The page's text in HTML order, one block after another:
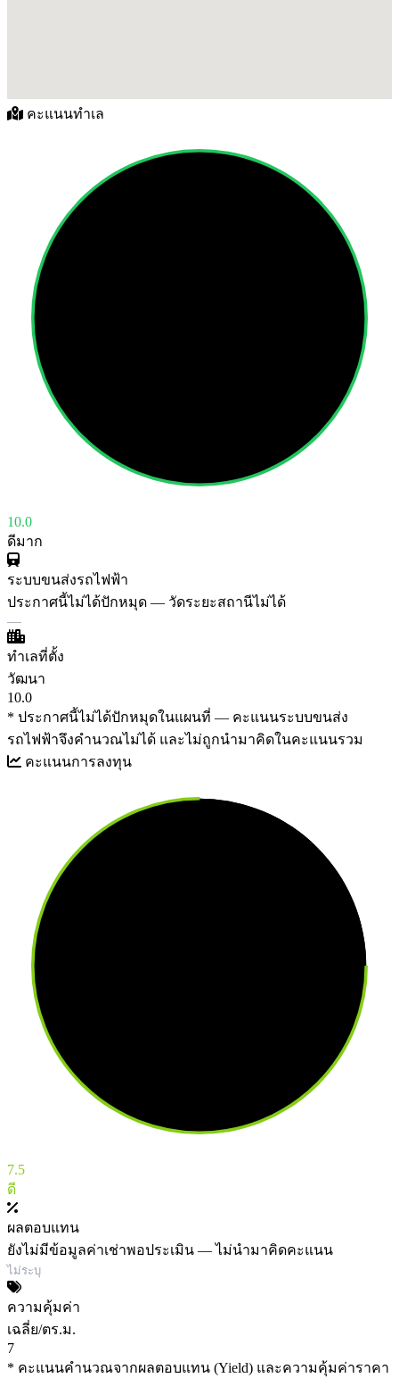
คะแนนทำเล
10.0
ดีมาก
ระบบขนส่งรถไฟฟ้า
ประกาศนี้ไม่ได้ปักหมุด — วัดระยะสถานีไม่ได้
—
ทำเลที่ตั้ง
วัฒนา
10.0
* ประกาศนี้ไม่ได้ปักหมุดในแผนที่ — คะแนนระบบขนส่ง
รถไฟฟ้าจึงคำนวณไม่ได้ และไม่ถูกนำมาคิดในคะแนนรวม
คะแนนการลงทุน
7.5
ดี
ผลตอบแทน
ยังไม่มีข้อมูลค่าเช่าพอประเมิน — ไม่นำมาคิดคะแนน
ไม่ระบุ
ความคุ้มค่า
เฉลี่ย/ตร.ม.
7
* คะแนนคำนวณจากผลตอบแทน (Yield) และความคุ้มค่าราคา